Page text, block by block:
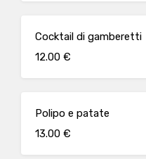
Cocktail di gamberetti
12.00 €
Polipo e patate
13.00 €